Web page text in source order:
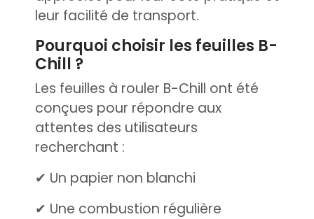
leur facilité de transport.
Pourquoi choisir les feuilles B-
Chill ?
Les feuilles à rouler B-Chill ont été
conçues pour répondre aux
attentes des utilisateurs
recherchant :
✔ Un papier non blanchi
✔ Une combustion régulière